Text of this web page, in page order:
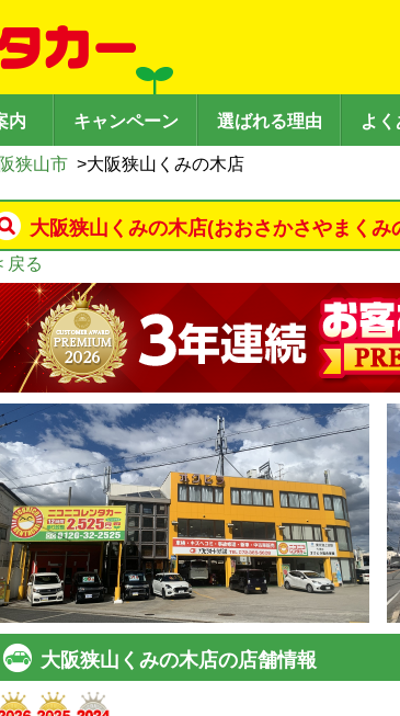
内 キャンペーン 選ばれる理由 よく
狭山市 >大阪狭山くみの木店
大阪狭山くみの木店(おおさかさやまくみ
戻る
大阪狭山くみの木店の店舗情報